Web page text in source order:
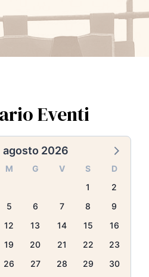
Eventi
agosto 2026
M G V S
D
1
2
5 6 7 8
9
12 13 14 15
16
19 20 21 22
23
26 27 28 29
30